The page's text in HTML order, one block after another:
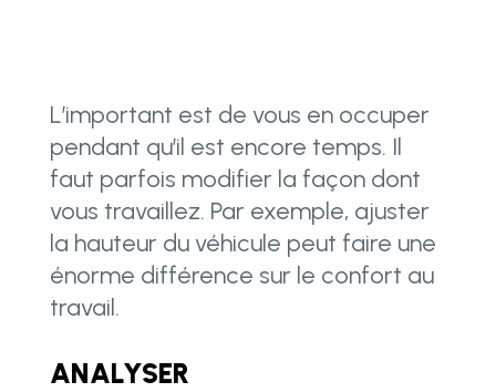
L’important est de vous en occuper
pendant qu’il est encore temps. Il
faut parfois modifier la façon dont
vous travaillez. Par exemple, ajuster
la hauteur du véhicule peut faire une
énorme différence sur le confort au
travail.
ANALYSER